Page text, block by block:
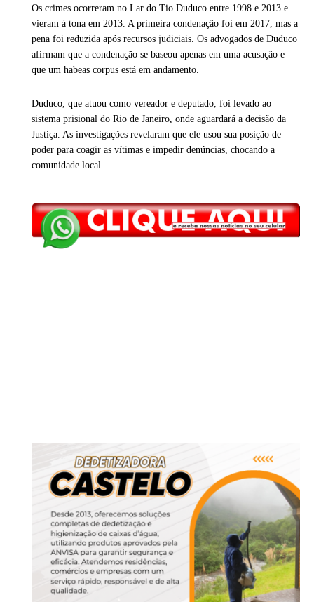
Os crimes ocorreram no Lar do Tio Duduco entre 1998 e 2013 e
vieram à tona em 2013. A primeira condenação foi em 2017, mas a
pena foi reduzida após recursos judiciais. Os advogados de Duduco
afirmam que a condenação se baseou apenas em uma acusação e
que um habeas corpus está em andamento.
Duduco, que atuou como vereador e deputado, foi levado ao
sistema prisional do Rio de Janeiro, onde aguardará a decisão da
Justiça. As investigações revelaram que ele usou sua posição de
poder para coagir as vítimas e impedir denúncias, chocando a
comunidade local.